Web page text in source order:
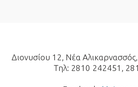
Διονυσίου 12, Νέα
Τηλ: 2810 242451,